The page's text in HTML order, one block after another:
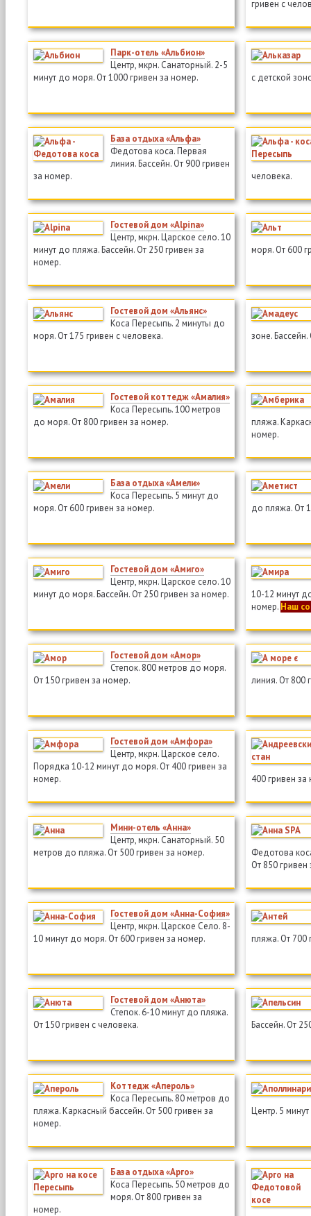
гривен с
Парк-отель «Альбион»
Центр, мкрн. Санаторный. 2-5
минут до моря. От 1000 гривен за номер.
с детской
База отдыха «Альфа»
Федотова коса. Первая
линия. Бассейн. От 900 гривен
за номер.
человека.
Гостевой дом «Alpina»
Центр, мкрн. Царское село. 10
минут до пляжа. Бассейн. От 250 гривен за
номер.
моря. От 600
Гостевой дом «Альянс»
Коса Пересыпь. 2 минуты до
моря. От 175 гривен с человека.
зоне.
Гостевой коттедж «Амалия»
Коса Пересыпь. 100 метров
до моря. От 800 гривен за номер.
пляжа.
номер.
База отдыха «Амели»
Коса Пересыпь. 5 минут до
моря. От 600 гривен за номер.
до пляжа. От
Гостевой дом «Амиго»
Центр, мкрн. Царское село. 10
минут до моря. Бассейн. От 250 гривен за номер.
10-12 минут
номер. Наш
Гостевой дом «Амор»
Степок. 800 метров до моря.
От 150 гривен за номер.
линия. От 800
Гостевой дом «Амфора»
Центр, мкрн. Царское село.
Порядка 10-12 минут до моря. От 400 гривен за
номер.
400 гривен за
Мини-отель «Анна»
Центр, мкрн. Санаторный. 50
метров до пляжа. От 500 гривен за номер.
Федотова
От 850
Гостевой дом «Анна-София»
Центр, мкрн. Царское Село. 8-
10 минут до моря. От 600 гривен за номер.
пляжа. От 700
Гостевой дом «Анюта»
Степок. 6-10 минут до пляжа.
От 150 гривен с человека.
Бассейн. От
Коттедж «Апероль»
Коса Пересыпь. 80 метров до
пляжа. Каркасный бассейн. От 500 гривен за
номер.
Центр. 5
База отдыха «Арго»
Коса Пересыпь. 50 метров до
моря. От 800 гривен за
номер.